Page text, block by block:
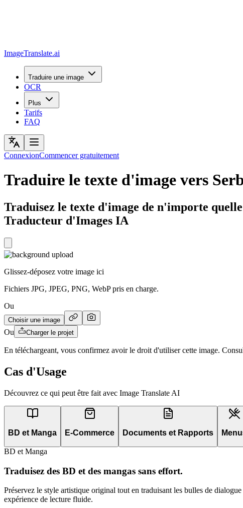
ImageTranslate.ai
Traduire une image
OCR
Plus
Tarifs
FAQ
ConnexionCommencer gratuitement
Traduire le texte d'image vers
Traduisez le texte d'image de n'importe
Traducteur d'Images IA
Glissez-déposez votre image ici
Fichiers JPG, JPEG, PNG, WebP pris en charge.
Ou
Choisir une image
Ou Charger le projet
En téléchargeant, vous confirmez avoir le droit d'utiliser cette image.
Cas d'Usage
Découvrez ce qui peut être fait avec Image Translate AI
BD et Manga E-Commerce Documents et Rapports
BD et Manga
Traduisez des BD et des mangas sans effort.
Préservez le style artistique original tout en traduisant les bulles de
expérience de lecture fluide.